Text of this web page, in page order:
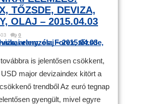
TŐZSDE, DEVIZA,
OLAJ – 2015.04.03
0
is jelentősen csökkent,
major devizaindex kitört a
trendből Az euró tegnap
gyengült, mivel egyre